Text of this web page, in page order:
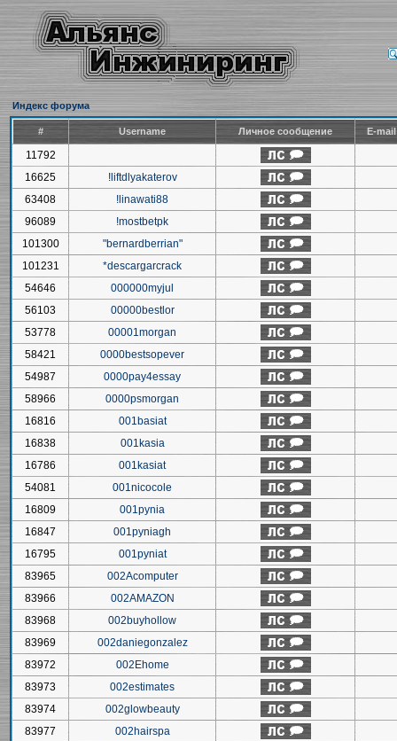
Индекс форума
# Username Личное сообщение E-
11792
16625
!liftdlyakaterov
63408
!linawati88
96089
!mostbetpk
101300
"bernardberrian"
101231
*descargarcrack
54646
000000myjul
56103
00000bestlor
53778
00001morgan
58421
0000bestsopever
54987
0000pay4essay
58966
0000psmorgan
16816
001basiat
16838
001kasia
16786
001kasiat
54081
001nicocole
16809
001pynia
16847
001pyniagh
16795
001pyniat
83965
002Acomputer
83966
002AMAZON
83968
002buyhollow
83969
002daniegonzalez
83972
002Ehome
83973
002estimates
83974
002glowbeauty
83977
002hairspa